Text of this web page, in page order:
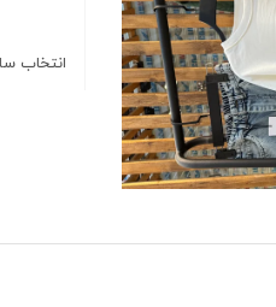
انتخاب